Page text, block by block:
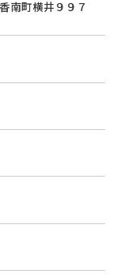
南町横井９９７